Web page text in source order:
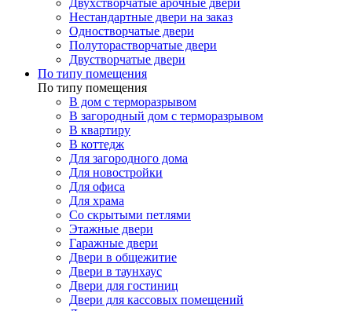
Двухстворчатые арочные двери
Нестандартные двери на заказ
Одностворчатые двери
Полуторастворчатые двери
Двустворчатые двери
По типу помещения
По типу помещения
В дом с терморазрывом
В загородный дом с терморазрывом
В квартиру
В коттедж
Для загородного дома
Для новостройки
Для офиса
Для храма
Со скрытыми петлями
Этажные двери
Гаражные двери
Двери в общежитие
Двери в таунхаус
Двери для гостиниц
Двери для кассовых помещений